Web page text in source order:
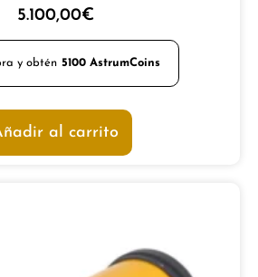
5.100,00€
y obtén 5100AstrumCoins
al carrito